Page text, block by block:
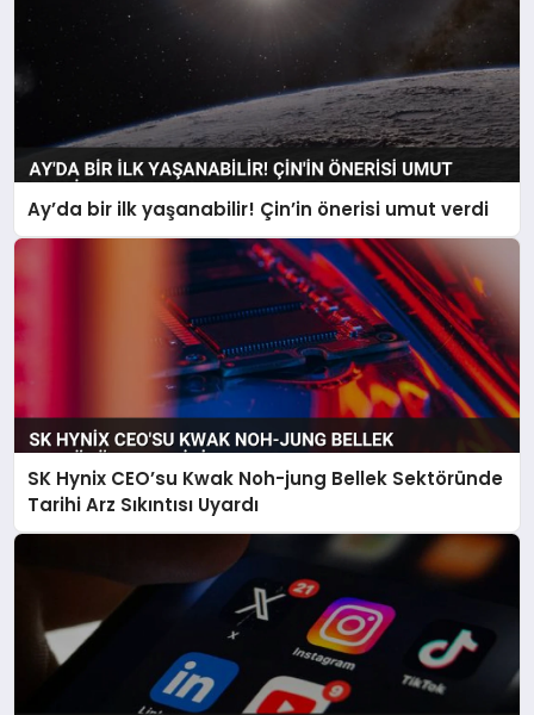
Ay’da bir ilk yaşanabilir! Çin’in önerisi umut verdi
SK Hynix CEO’su Kwak Noh-jung Bellek Sektöründe
Tarihi Arz Sıkıntısı Uyardı